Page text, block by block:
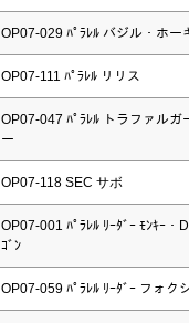
OP07-029 ﾊﾟﾗﾚﾙ バジル・ホー
OP07-111 ﾊﾟﾗﾚﾙ リリス
OP07-047 ﾊﾟﾗﾚﾙ トラファルガ
ー
OP07-118 SEC サボ
OP07-001 ﾊﾟﾗﾚﾙ ﾘｰﾀﾞｰ ﾓﾝｷｰ・
ｺﾞﾝ
OP07-059 ﾊﾟﾗﾚﾙ ﾘｰﾀﾞｰ フォク